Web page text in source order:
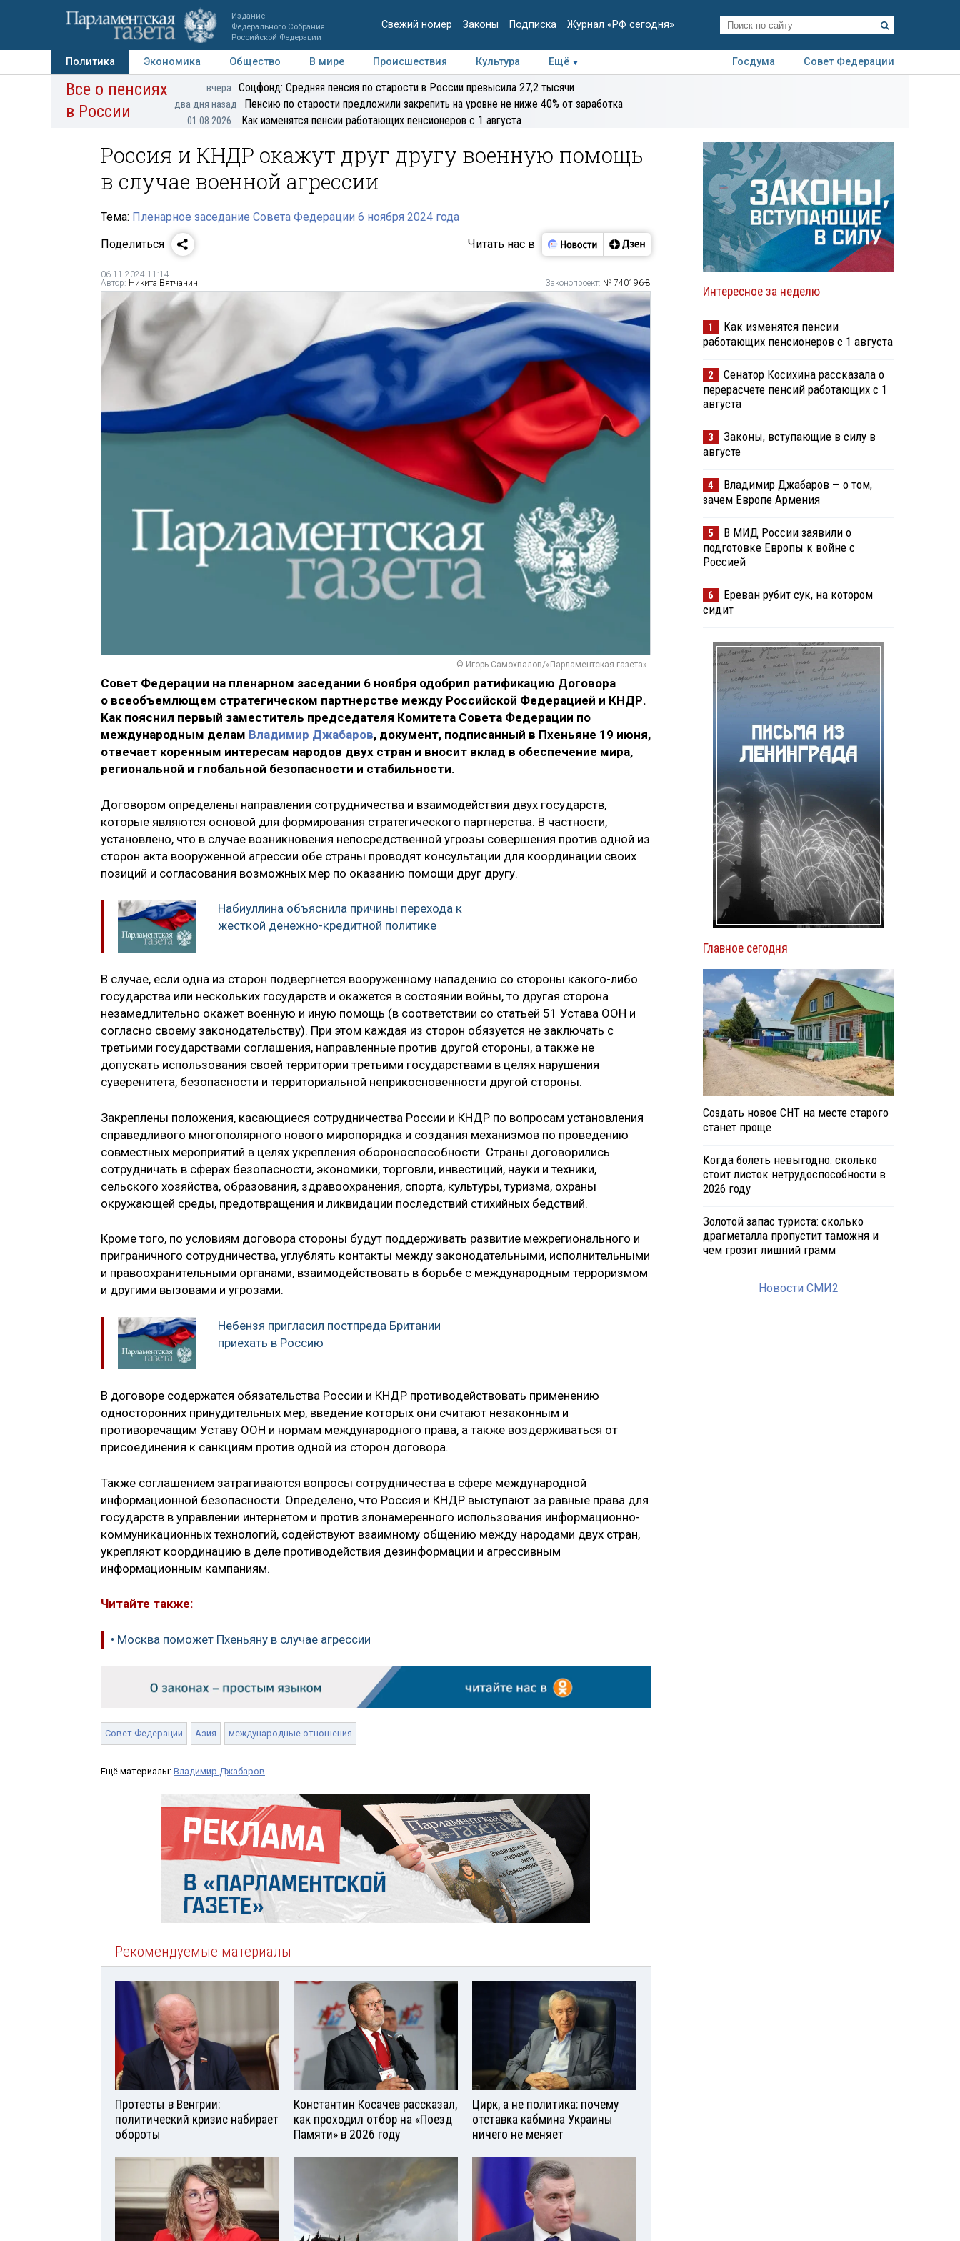
Издание
Федерального Собрания
Российской Федерации
Свежий номер Законы Подписка Журнал «РФ сегодня»
Политика Экономика Общество В мире Происшествия Культура Ещё Госдума
Совет Федерации
Авторы Персоны Мнения Регионы Медиацентр Интервью Колумнисты
экспертиза
Все о пенсиях
в России
вчера Соцфонд: Средняя пенсия по старости в России превысила 27,2 тысячи
два дня назад Пенсию по старости предложили закрепить на уровне не ниже 40% от заработка
01.08.2026 Как изменятся пенсии работающих пенсионеров с 1 августа
Россия и КНДР окажут друг другу военную помощь
в случае военной агрессии
Тема: Пленарное заседание Совета Федерации 6 ноября 2024 года
Поделиться
Читать нас в
06.11.2024 11:14
Автор: Никита Вятчанин Законопроект: № 740196-8
© Игорь Самохвалов/«Парламентская газета»
Совет Федерации на пленарном заседании 6 ноября одобрил ратификацию Договора
о всеобъемлющем стратегическом партнерстве между Российской Федерацией и КНДР.
Как пояснил первый заместитель председателя Комитета Совета Федерации по
международным делам Владимир Джабаров, документ, подписанный в Пхеньяне 19 июня,
отвечает коренным интересам народов двух стран и вносит вклад в обеспечение мира,
региональной и глобальной безопасности и стабильности.
Договором определены направления сотрудничества и взаимодействия двух государств,
которые являются основой для формирования стратегического партнерства. В частности,
установлено, что в случае возникновения непосредственной угрозы совершения против одной из
сторон акта вооруженной агрессии обе страны проводят консультации для координации своих
позиций и согласования возможных мер по оказанию помощи друг другу.
Набиуллина объяснила причины перехода к
жесткой денежно-кредитной политике
В случае, если одна из сторон подвергнется вооруженному нападению со стороны какого-либо
государства или нескольких государств и окажется в состоянии войны, то другая сторона
незамедлительно окажет военную и иную помощь (в соответствии со статьей 51 Устава ООН и
согласно своему законодательству). При этом каждая из сторон обязуется не заключать с
третьими государствами соглашения, направленные против другой стороны, а также не
допускать использования своей территории третьими государствами в целях нарушения
суверенитета, безопасности и территориальной неприкосновенности другой стороны.
Закреплены положения, касающиеся сотрудничества России и КНДР по вопросам установления
справедливого многополярного нового миропорядка и создания механизмов по проведению
совместных мероприятий в целях укрепления обороноспособности. Страны договорились
сотрудничать в сферах безопасности, экономики, торговли, инвестиций, науки и техники,
сельского хозяйства, образования, здравоохранения, спорта, культуры, туризма, охраны
окружающей среды, предотвращения и ликвидации последствий стихийных бедствий.
Кроме того, по условиям договора стороны будут поддерживать развитие межрегионального и
приграничного сотрудничества, углублять контакты между законодательными, исполнительными
и правоохранительными органами, взаимодействовать в борьбе с международным терроризмом
и другими вызовами и угрозами.
Небензя пригласил постпреда Британии
приехать в Россию
В договоре содержатся обязательства России и КНДР противодействовать применению
односторонних принудительных мер, введение которых они считают незаконным и
противоречащим Уставу ООН и нормам международного права, а также воздерживаться от
присоединения к санкциям против одной из сторон договора.
Также соглашением затрагиваются вопросы сотрудничества в сфере международной
информационной безопасности. Определено, что Россия и КНДР выступают за равные права для
государств в управлении интернетом и против злонамеренного использования информационно-
коммуникационных технологий, содействуют взаимному общению между народами двух стран,
укрепляют координацию в деле противодействия дезинформации и агрессивным
информационным кампаниям.
Читайте также:
• Москва поможет Пхеньяну в случае агрессии
Совет Федерации Азия международные отношения
Ещё материалы: Владимир Джабаров
Рекомендуемые материалы
Протесты в Венгрии:
политический кризис набирает
обороты
Константин Косачев рассказал,
как проходил отбор на «Поезд
Памяти» в 2026 году
Цирк, а не политика: почему
отставка кабмина Украины
ничего не меняет
Интересное за неделю
1
Как изменятся пенсии
работающих пенсионеров с 1 августа
2
Сенатор Косихина рассказала о
перерасчете пенсий работающих с 1
августа
3
Законы, вступающие в силу в
августе
4
Владимир Джабаров — о том,
зачем Европе Армения
5
В МИД России заявили о
подготовке Европы к войне с
Россией
6
Ереван рубит сук, на котором
сидит
Главное сегодня
Создать новое СНТ на месте старого
станет проще
Когда болеть невыгодно: сколько
стоит листок нетрудоспособности в
2026 году
Золотой запас туриста: сколько
драгметалла пропустит таможня и
чем грозит лишний грамм
Новости СМИ2